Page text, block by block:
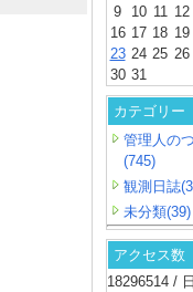
9
10 11 12
16 17 18 19
23 24 25 26
30 31
カテゴリー
管理人の
(745)
観測日誌
未分類(39)
アクセス数
18296514 /